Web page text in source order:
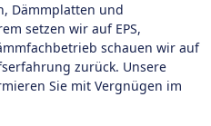
Dämmplatten und
setzen wir auf EPS,
schauen wir auf
zurück. Unsere
Sie mit Vergnügen im